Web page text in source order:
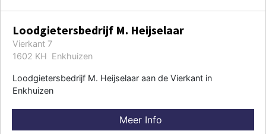
Loodgietersbedrijf M. Heijselaar
Vierkant 7
1602 KH Enkhuizen
Loodgietersbedrijf M. Heijselaar aan de Vierkant in
Enkhuizen
Meer Info